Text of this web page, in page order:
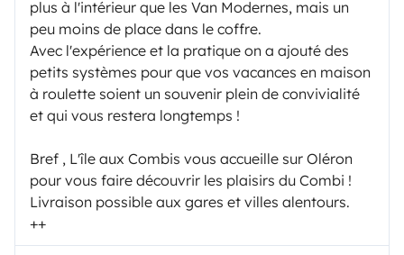
plus à l'intérieur que les Van Modernes, mais un
peu moins de place dans le coffre.
Avec l'expérience et la pratique on a ajouté des
petits systèmes pour que vos vacances en maison
à roulette soient un souvenir plein de convivialité
et qui vous restera longtemps !
Bref , L'île aux Combis vous accueille sur Oléron
pour vous faire découvrir les plaisirs du Combi !
Livraison possible aux gares et villes alentours.
++